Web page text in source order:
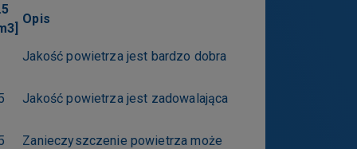
Opis
Jakość powietrza jest bardzo dobra
Jakość powietrza jest zadowalająca
Zanieczyszczenie powietrza może
na stronie
w szczególności
serwisy.
na